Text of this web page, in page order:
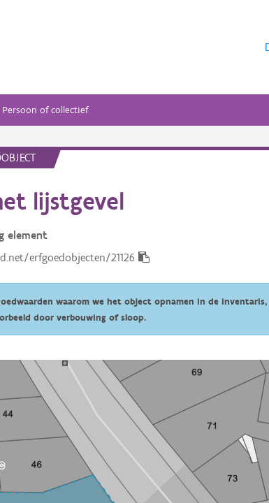
Persoon of collectief
lijstgevel
element
erfgoedobjecten/21126
waarom we het object opnamen in de
door verbouwing of sloop.